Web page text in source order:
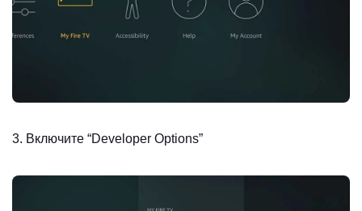
3. Включите “Developer Options”